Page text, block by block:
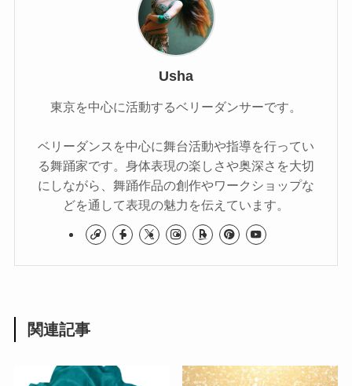
Usha
東京を中心に活動するベリーダンサーです。
ベリーダンスを中心に舞台活動や指導を行ってい
る舞踊家です。身体表現の楽しさや奥深さを大切
にしながら、舞踊作品の創作やワークショップな
どを通して表現の魅力を伝えています。
関連記事